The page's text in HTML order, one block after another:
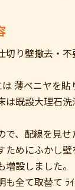
切り壁撤去・
薄ベニヤを
は既設大理石
で、配線を見せ
ためにふかし
増設しました。
も全て取替て ﾗ